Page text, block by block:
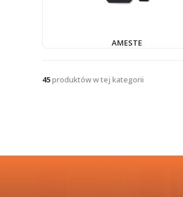
AMESTE
45produktów w tej kategorii